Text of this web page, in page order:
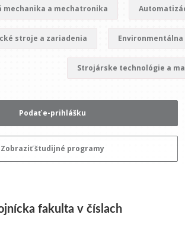
mechanika a mechatronika
stroje a zariadenia
Strojárske technológie a
Podať e-prihlášku
Zobraziť študijné programy
fakulta v číslach